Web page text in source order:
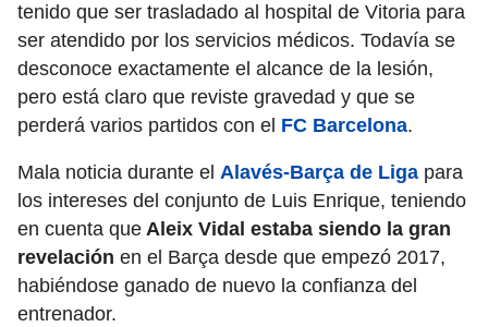
tenido que ser trasladado al hospital de Vitoria para
ser atendido por los servicios médicos. Todavía se
desconoce exactamente el alcance de la lesión,
pero está claro que reviste gravedad y que se
perderá varios partidos con el FC Barcelona.
Mala noticia durante el Alavés-Barça de Liga para
los intereses del conjunto de Luis Enrique, teniendo
en cuenta que Aleix Vidal estaba siendo la gran
revelación en el Barça desde que empezó 2017,
habiéndose ganado de nuevo la confianza del
entrenador.